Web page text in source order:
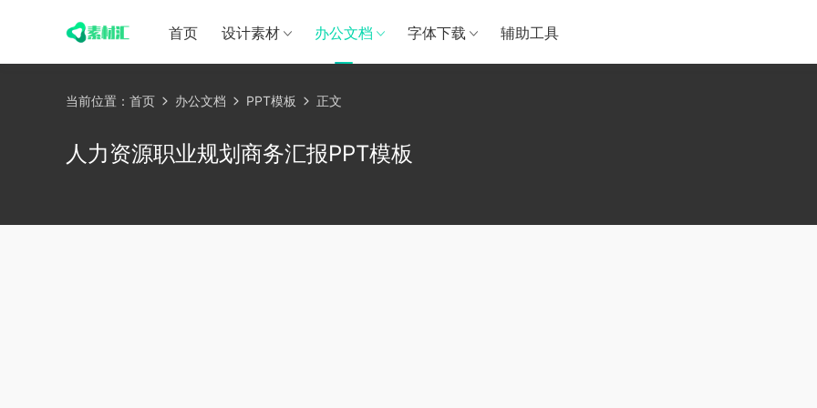
首页 设计素材 办公文档 字体下载 辅助工具
当前位置： 首页 办公文档 PPT模板 正文
人力资源职业规划商务汇报PPT模板